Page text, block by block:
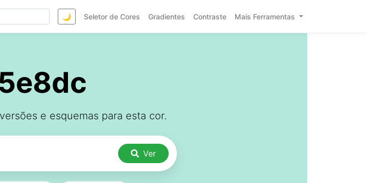
🌙 Seletor de Cores Gradientes Contraste Mais Ferramentas
e esquemas para esta cor.
Ver